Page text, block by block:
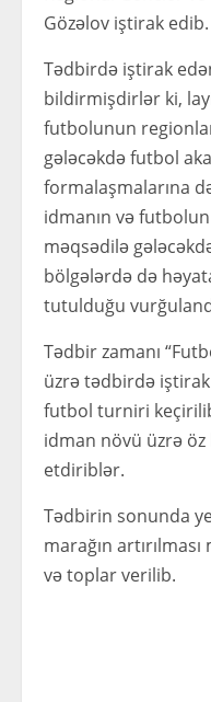
Gözəlov iştirak edib.
Tədbirdə iştirak
bildirmişdirlər ki,
futbolunun
gələcəkdə futbol
formalaşmalarına
idmanın və
məqsədilə
bölgələrdə də
tutulduğu
Tədbir zamanı
üzrə tədbirdə
futbol turniri
idman növü üzrə öz
etdiriblər.
Tədbirin sonunda
marağın
və toplar verilib.